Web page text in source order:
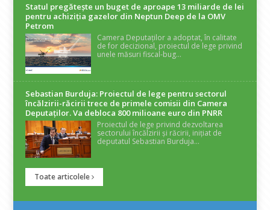
Statul pregătește un buget de aproape 13 miliarde de lei
pentru achiziția gazelor din Neptun Deep de la OMV
Petrom
Camera Deputaților a adoptat, în calitate
de for decizional, proiectul de lege privind
unele măsuri fiscal-bug...
Sebastian Burduja: Proiectul de lege pentru sectorul
încălzirii-răcirii trece de primele comisii din Camera
Deputaților. Va debloca 800 milioane euro din PNRR
Proiectul de lege privind dezvoltarea
sectorului încălzirii și răcirii, inițiat de
deputatul Sebastian Burduja...
Toate articolele